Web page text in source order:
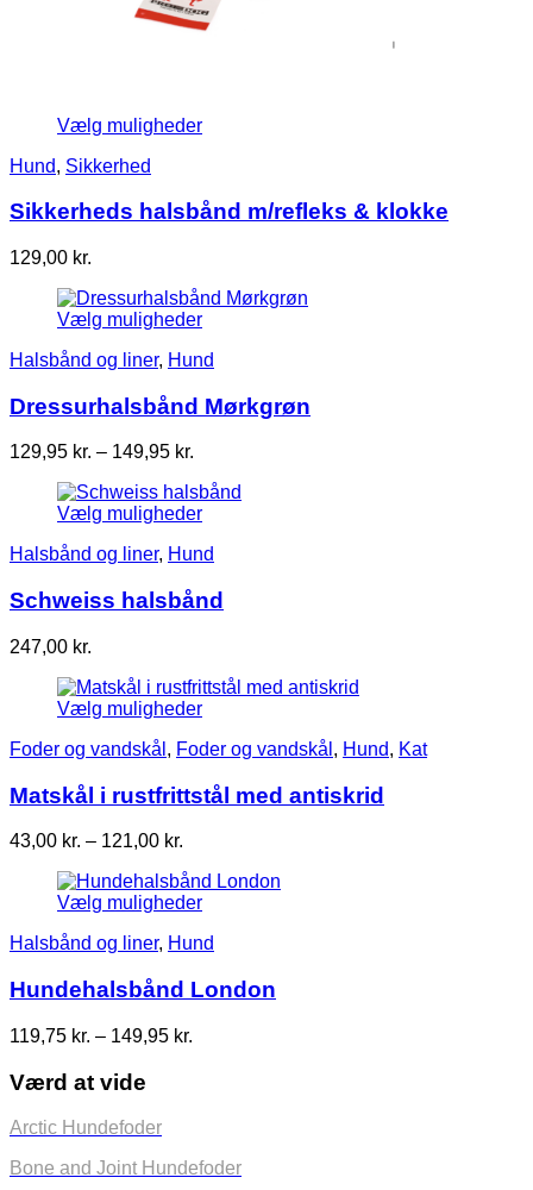
Vælg muligheder
Hund, Sikkerhed
Sikkerheds halsbånd m/refleks & klokke
129,00 kr.
Vælg muligheder
Halsbånd og liner, Hund
Dressurhalsbånd Mørkgrøn
129,95 kr. – 149,95 kr.
til
149,95 kr.
Vælg muligheder
Halsbånd og liner, Hund
Schweiss halsbånd
247,00 kr.
Vælg muligheder
Foder og vandskål , Foder og vandskål , Hund, Kat
Matskål i rustfrittstål med antiskrid
43,00 kr. – 121,00 kr.
til
121,00 kr.
Vælg muligheder
Halsbånd og liner, Hund
Hundehalsbånd London
119,75 kr. – 149,95 kr.
Værd at vide
Arctic Hundefoder
Bone and Joint Hundefoder